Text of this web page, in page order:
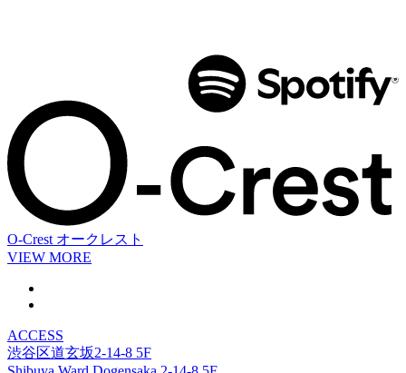
O-Crest オークレスト
VIEW MORE
ACCESS
渋谷区道玄坂2-14-8 5F